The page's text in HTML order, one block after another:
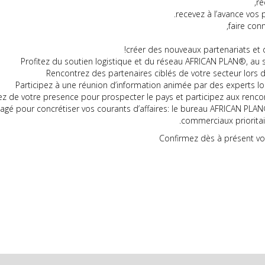
recevez à l’avance
faire
créer des nouveaux partenariats et
Profitez du soutien logistique et du réseau AFRICAN PLAN®,
Rencontrez des partenaires ciblés de votre secteur lors
Participez à une réunion d’information animée par des experts
de votre presence pour prospecter le pays et participez aux
pour concrétiser vos courants d’affaires: le bureau AFRICAN
commerciaux
Confirmez dès à présent